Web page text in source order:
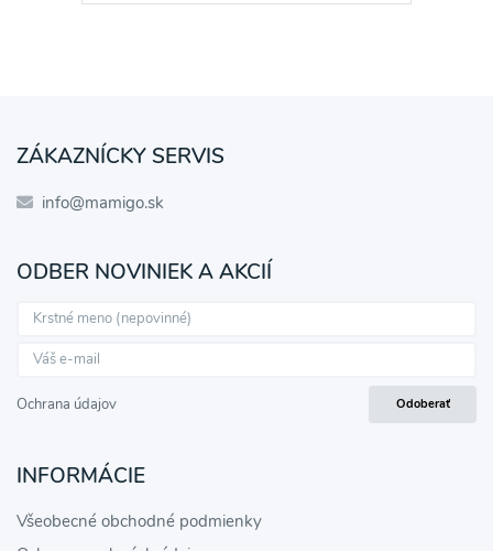
ZÁKAZNÍCKY SERVIS
info@mamigo.sk
ODBER NOVINIEK A AKCIÍ
Ochrana údajov Odoberať
INFORMÁCIE
Všeobecné obchodné podmienky